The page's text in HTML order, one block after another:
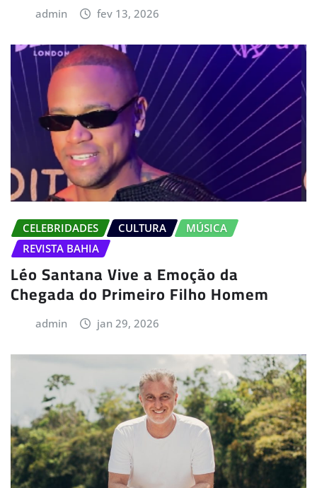
admin fev 13, 2026
CELEBRIDADES CULTURA
MÚSICA
REVISTA BAHIA
Léo Santana Vive a Emoção da
Chegada do Primeiro Filho Homem
admin jan 29, 2026